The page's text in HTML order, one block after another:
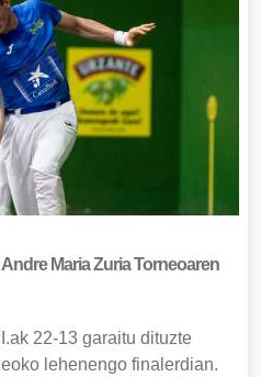
Maria Zuria Torneoaren
22-13 garaitu dituzte
lehenengo finalerdian.